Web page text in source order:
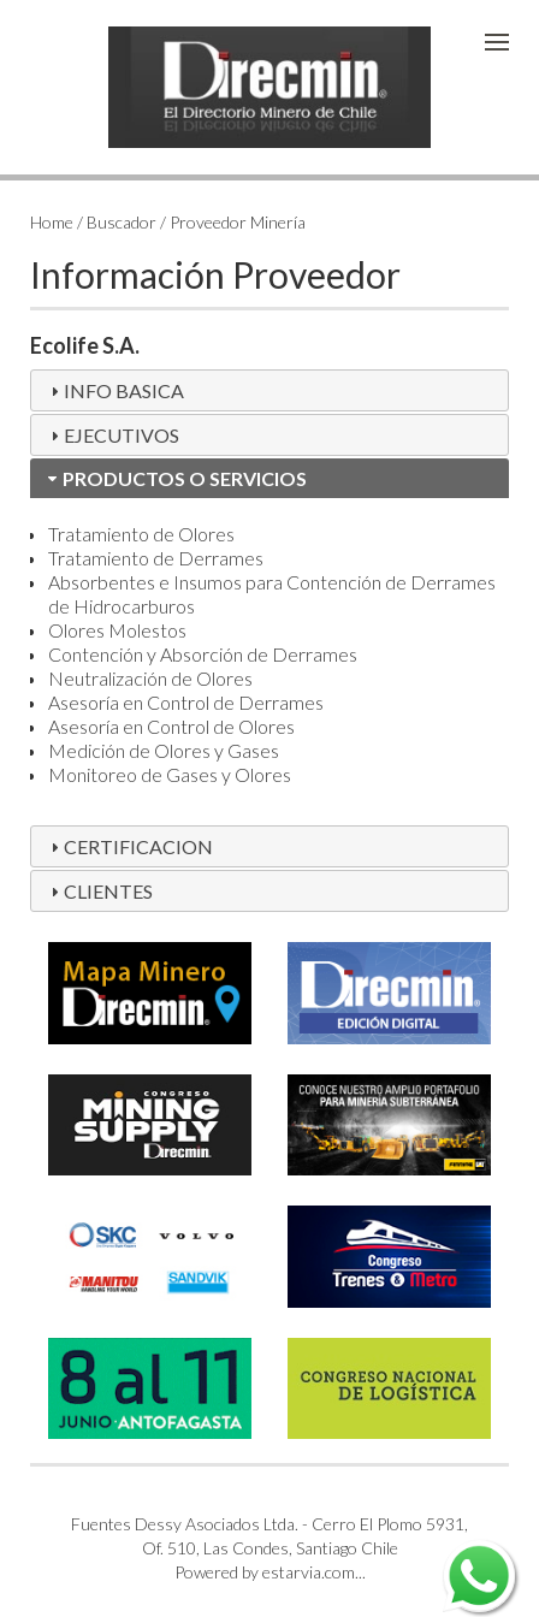
Home / Buscador / Proveedor Minería
Información Proveedor
Ecolife S.A.
INFO BASICA
EJECUTIVOS
PRODUCTOS O SERVICIOS
Tratamiento de Olores
Tratamiento de Derrames
Absorbentes e Insumos para Contención de Derrames
de Hidrocarburos
Olores Molestos
Contención y Absorción de Derrames
Neutralización de Olores
Asesoría en Control de Derrames
Asesoría en Control de Olores
Medición de Olores y Gases
Monitoreo de Gases y Olores
CERTIFICACION
CLIENTES
Fuentes Dessy Asociados Ltda. - Cerro El Plomo 5931,
Of. 510, Las Condes, Santiago Chile
Powered by estarvia.com...